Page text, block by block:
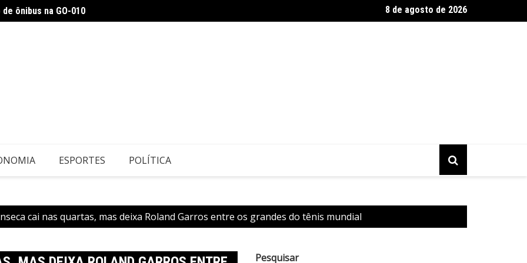
ônibus na GO-010
Justiça reforça proteção e evita nova agressão contra Ana no DF
8 de agosto de 2026
ESPORTES POLÍTICA
cai nas quartas, mas deixa Roland Garros entre os grandes do tênis mundial
Pesquisar